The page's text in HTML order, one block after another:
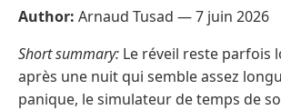
Author: Arnaud Tusad —7 juin 2026
Short summary: Le réveil reste parfois
après une nuit qui semble assez
panique, le simulateur de temps de